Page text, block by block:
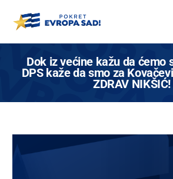
Program
Dok iz većine kažu da ćemo
DPS kaže da smo za
ZDRAV NIKŠIĆ!